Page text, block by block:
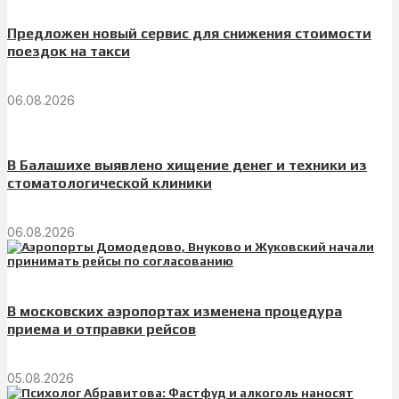
Предложен новый сервис для снижения стоимости
поездок на такси
06.08.2026
В Балашихе выявлено хищение денег и техники из
стоматологической клиники
06.08.2026
В московских аэропортах изменена процедура
приема и отправки рейсов
05.08.2026